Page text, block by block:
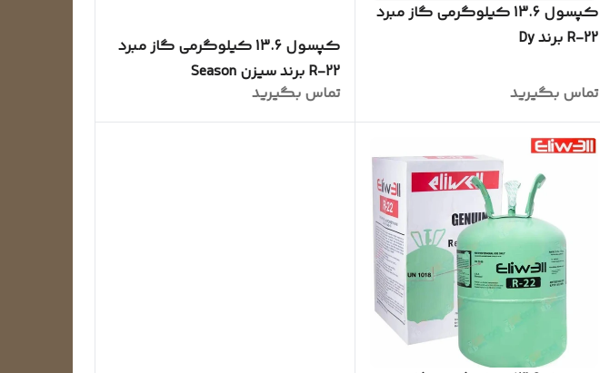
کپسول 13.6 کیلوگرمی گاز مبرد
R-22 برند Dy
تماس بگیرید
کپسول 13.6 کیلوگرمی گاز مبرد
R-22 برند سیزن Season
تماس بگیرید